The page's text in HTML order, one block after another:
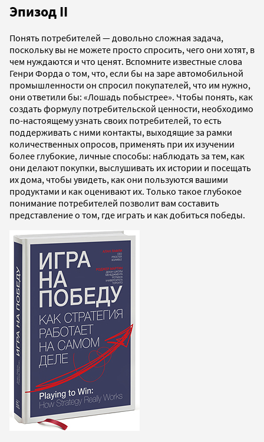
Эпизод II
Понять потребителей — довольно сложная задача,
поскольку вы не можете просто спросить, чего они хотят, в
чем нуждаются и что ценят. Вспомните известные слова
Генри Форда о том, что, если бы на заре автомобильной
промышленности он спросил покупателей, что им нужно,
они ответили бы: «Лошадь побыстрее». Чтобы понять, как
создать формулу потребительской ценности, необходимо
по-настоящему узнать своих потребителей, то есть
поддерживать с ними контакты, выходящие за рамки
количественных опросов, применять при их изучении
более глубокие, личные способы: наблюдать за тем, как
они делают покупки, выслушивать их истории и посещать
их дома, чтобы увидеть, как они пользуются вашими
продуктами и как оценивают их. Только такое глубокое
понимание потребителей позволит вам составить
представление о том, где играть и как добиться победы.